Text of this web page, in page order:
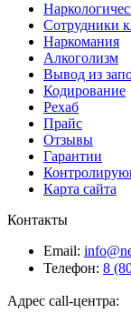
Сотрудники
Наркомания
Алкоголизм
Вывод из
Кодирование
Рехаб
Прайс
Отзывы
Гарантии
Карта сайта
Контакты
Email:
Телефон: 8
Адрес call-центра: